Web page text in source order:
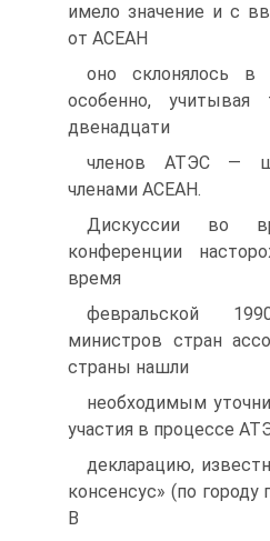
имело значение и с
от АСЕАН
оно склонялось в
особенно,
двенадцати
членов АТЭС —
членами АСЕАН.
Дискуссии во
конференции
время
февральской
министров стран
страны нашли
необходимым
участия в процессе
декларацию,
консенсус» (по городу
В